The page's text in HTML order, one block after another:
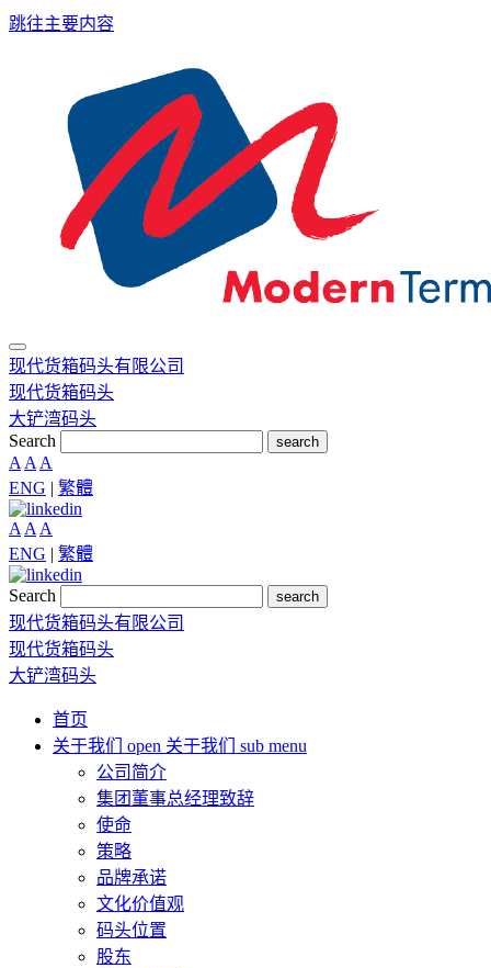
跳往主要内容
现代货箱码头有限公司
现代货箱码头
大铲湾码头
Search
search
A A A
ENG | 繁體
A A A
ENG | 繁體
Search search
现代货箱码头有限公司
现代货箱码头
大铲湾码头
首页
关于我们 open 关于我们 sub menu
公司简介
集团董事总经理致辞
使命
策略
品牌承诺
文化价值观
码头位置
股东